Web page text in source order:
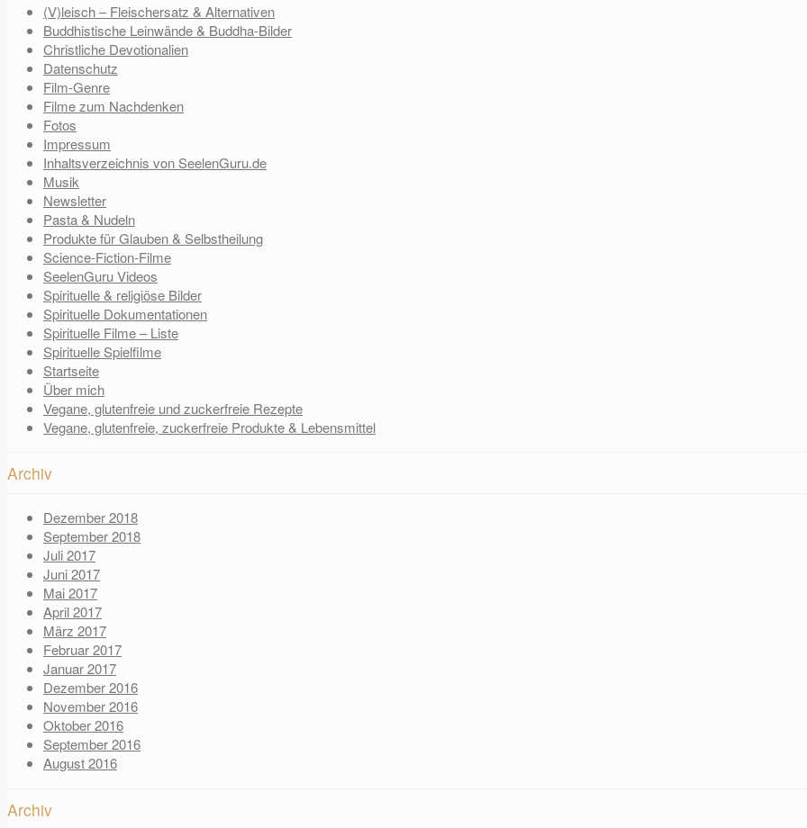
(V)leisch – Fleischersatz & Alternativen
Buddhistische Leinwände & Buddha-Bilder
Christliche Devotionalien
Datenschutz
Film-Genre
Filme zum Nachdenken
Fotos
Impressum
Inhaltsverzeichnis von SeelenGuru.de
Musik
Newsletter
Pasta & Nudeln
Produkte für Glauben & Selbstheilung
Science-Fiction-Filme
SeelenGuru Videos
Spirituelle & religiöse Bilder
Spirituelle Dokumentationen
Spirituelle Filme – Liste
Spirituelle Spielfilme
Startseite
Über mich
Vegane, glutenfreie und zuckerfreie Rezepte
Vegane, glutenfreie, zuckerfreie Produkte & Lebensmittel
Archiv
Dezember 2018
September 2018
Juli 2017
Juni 2017
Mai 2017
April 2017
März 2017
Februar 2017
Januar 2017
Dezember 2016
November 2016
Oktober 2016
September 2016
August 2016
Archiv